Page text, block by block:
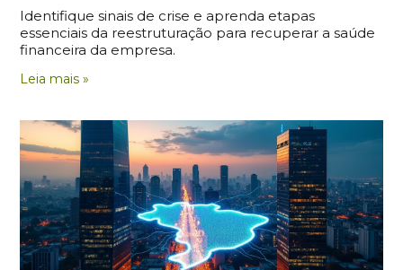
Identifique sinais de crise e aprenda etapas
essenciais da reestruturação para recuperar a saúde
financeira da empresa.
Leia mais »